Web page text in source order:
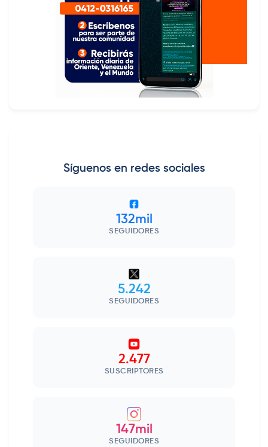
Síguenos en redes sociales
132mil
SEGUIDORES
5.242
SEGUIDORES
2.477
SUSCRIPTORES
147mil
SEGUIDORES